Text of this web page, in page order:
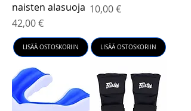
naisten alasuoja
Hinta
42,00 €
LISÄÄ OSTOSKORIIN
Hinta
10,00 €
LISÄÄ OSTOSKORIIN